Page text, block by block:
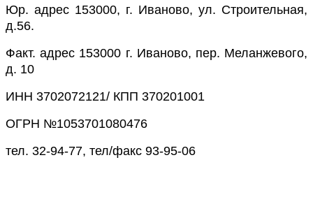
Юр. адрес 153000, г. Иваново, ул. Строительная,
д.56.
Факт. адрес 153000 г. Иваново, пер. Меланжевого,
д. 10
ИНН 3702072121/ КПП 370201001
ОГРН №1053701080476
тел. 32-94-77, тел/факс 93-95-06